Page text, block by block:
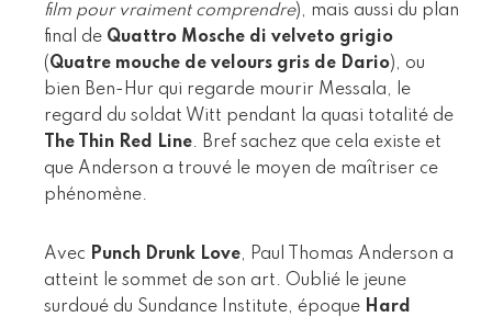
film pour vraiment comprendre), mais aussi du plan
final de Quattro Mosche di velveto grigio
(Quatre mouche de velours gris de Dario), ou
bien Ben-Hur qui regarde mourir Messala, le
regard du soldat Witt pendant la quasi totalité de
The Thin Red Line. Bref sachez que cela existe et
que Anderson a trouvé le moyen de maîtriser ce
phénomène.
Avec Punch Drunk Love, Paul Thomas Anderson a
atteint le sommet de son art. Oublié le jeune
surdoué du Sundance Institute, époque Hard